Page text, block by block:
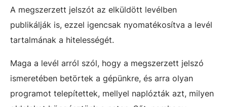
A megszerzett jelszót az elküldött levélben
publikálják is, ezzel igencsak nyomatékosítva a levél
tartalmának a hitelességét.
Maga a levél arról szól, hogy a megszerzett jelszó
ismeretében betörtek a gépünkre, és arra olyan
programot telepítettek, mellyel naplózták azt, milyen